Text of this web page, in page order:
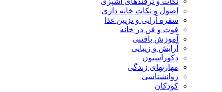
اصول و نکات خانه داری
سفره آرایی و تزیین غذا
فوت و فن در خانه
آموزش بافتنی
آرایش و زیبایی
دکوراسیون
مهارتهای زندگی
روانشناسی
کودکان